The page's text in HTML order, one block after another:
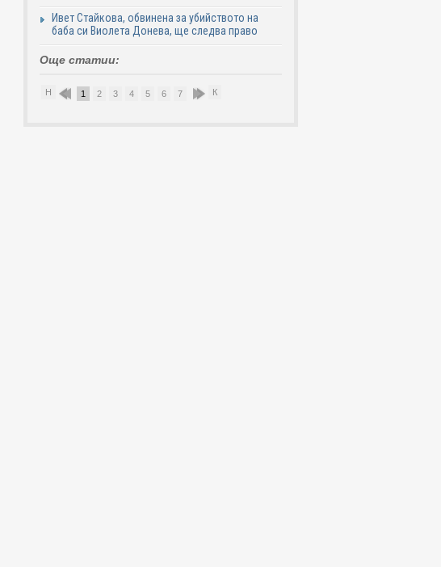
Ивет Стайкова, обвинена за убийството на
баба си Виолета Донева, ще следва право
Още статии:
Н 1 2 3 4 5 6 7 8 9К